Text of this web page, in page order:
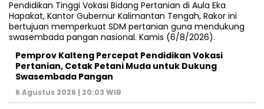
Pemprov Kalteng Percepat Pendidikan Vokasi
Pertanian, Cetak Petani Muda untuk Dukung
Swasembada Pangan
6 Agustus 2026 | 20:03 WIB